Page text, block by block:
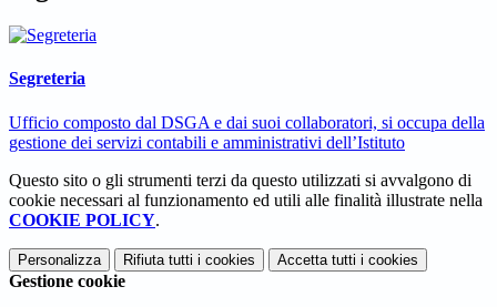
Segreteria
Ufficio composto dal DSGA e dai suoi collaboratori, si occupa della
gestione dei servizi contabili e amministrativi dell’Istituto
Questo sito o gli strumenti terzi da questo utilizzati si avvalgono di
cookie necessari al funzionamento ed utili alle finalità illustrate nella
COOKIE POLICY.
Personalizza Rifiuta tutti i cookies Accetta tutti i cookies
Gestione cookie